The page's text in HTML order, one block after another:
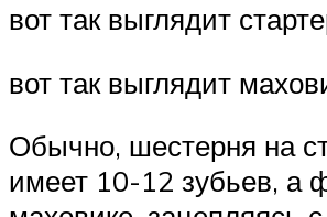
вот так выглядит
вот так выглядит
Обычно, шестерня на
имеет 10-12 зубьев, а